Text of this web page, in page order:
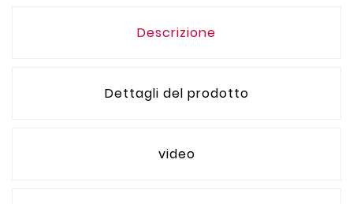
Descrizione
Dettagli del prodotto
video